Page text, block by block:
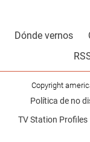
Dónde vernos
Copyright
Política de no
TV Station Profiles